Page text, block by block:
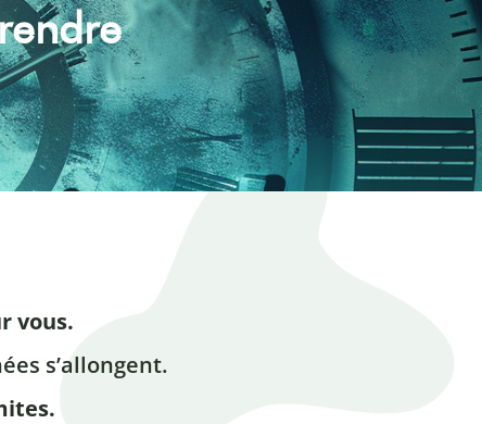
vous.
s’allongent.